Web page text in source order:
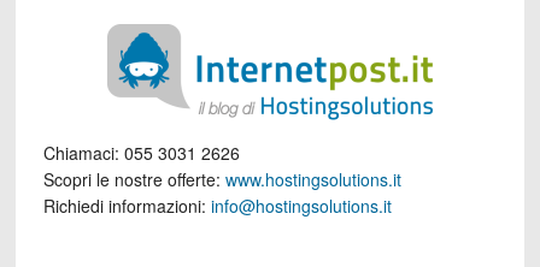
Chiamaci: 055 3031 2626
Scopri le nostre offerte: www.hostingsolutions.it
Richiedi informazioni: info@hostingsolutions.it